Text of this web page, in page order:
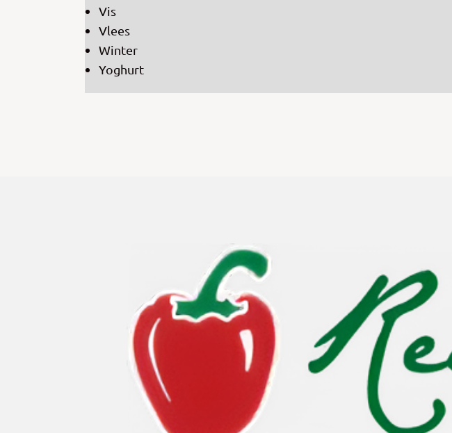
Vis
Vlees
Winter
Yoghurt